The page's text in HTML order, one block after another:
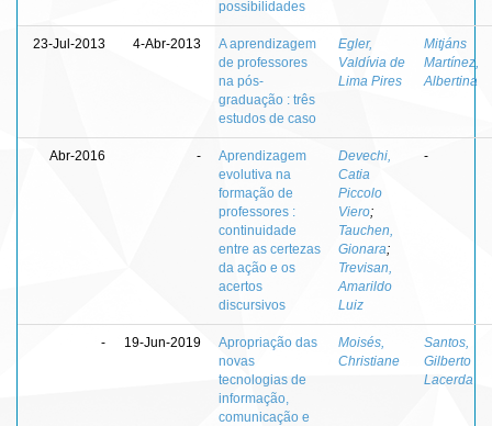
possibilidades
23-Jul-2013 4-Abr-2013
A aprendizagem
de professores
na pós-
graduação : três
estudos de caso
Egler,
Valdívia de
Lima Pires
Mitjáns
Martínez,
Albertina
Abr-2016 -
Aprendizagem
evolutiva na
formação de
professores :
continuidade
entre as certezas
da ação e os
acertos
discursivos
Devechi,
Catia
Piccolo
Viero;
Tauchen,
Gionara;
Trevisan,
Amarildo
Luiz
-
- 19-Jun-2019
Apropriação das
novas
tecnologias de
informação,
comunicação e
Moisés,
Christiane
Santos,
Gilberto
Lacerda